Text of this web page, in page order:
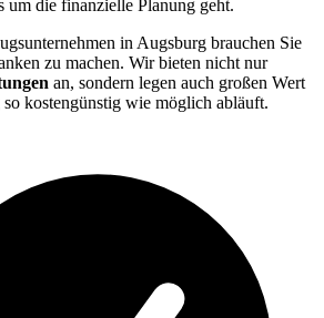
um die finanzielle Planung geht.
in Augsburg brauchen Sie
zu machen. Wir bieten nicht nur
an, sondern legen auch großen Wert
kostengünstig wie möglich abläuft.